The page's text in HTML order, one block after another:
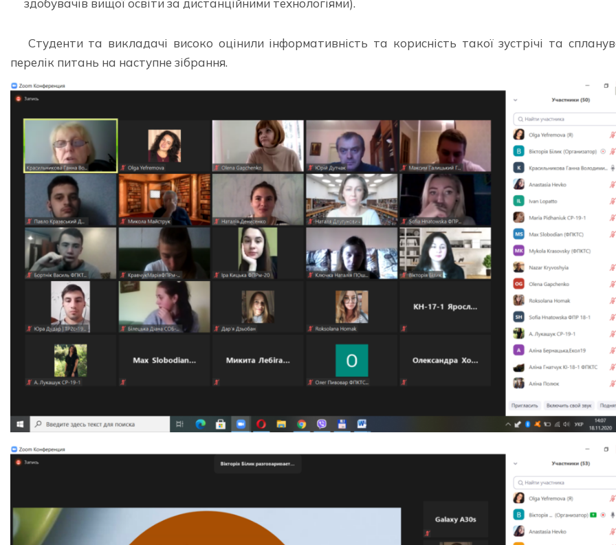
здобувачів вищої освіти за дистанційними технологіями).
Студенти та викладачі високо оцінили інформативність та корисність такої зустрічі та
перелік питань на наступне зібрання.